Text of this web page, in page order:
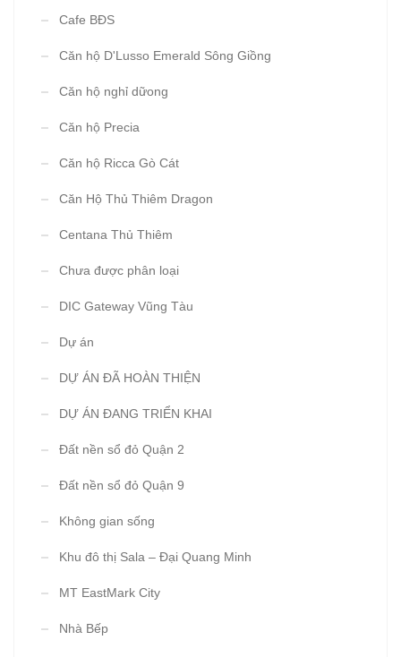
Cafe BĐS
Căn hộ D'Lusso Emerald Sông Giồng
Căn hộ nghỉ dữong
Căn hộ Precia
Căn hộ Ricca Gò Cát
Căn Hộ Thủ Thiêm Dragon
Centana Thủ Thiêm
Chưa được phân loại
DIC Gateway Vũng Tàu
Dự án
DỰ ÁN ĐÃ HOÀN THIỆN
DỰ ÁN ĐANG TRIỂN KHAI
Đất nền sổ đỏ Quận 2
Đất nền sổ đỏ Quận 9
Không gian sống
Khu đô thị Sala – Đại Quang Minh
MT EastMark City
Nhà Bếp